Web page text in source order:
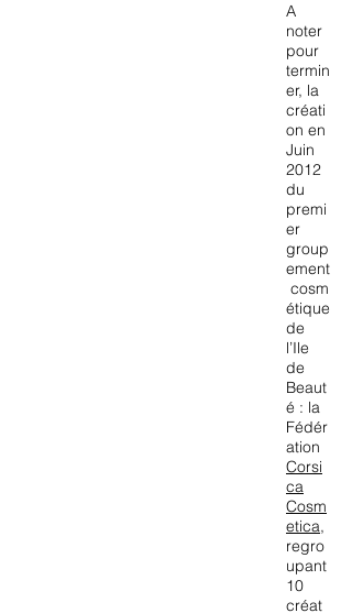
A
noter
pour
termin
er, la
créati
on en
Juin
2012
du
premi
er
group
ement
cosm
étique
de
l’Ile
de
Beaut
é : la
Fédér
ation
Corsi
ca
Cosm
etica,
regro
upant
10
créat